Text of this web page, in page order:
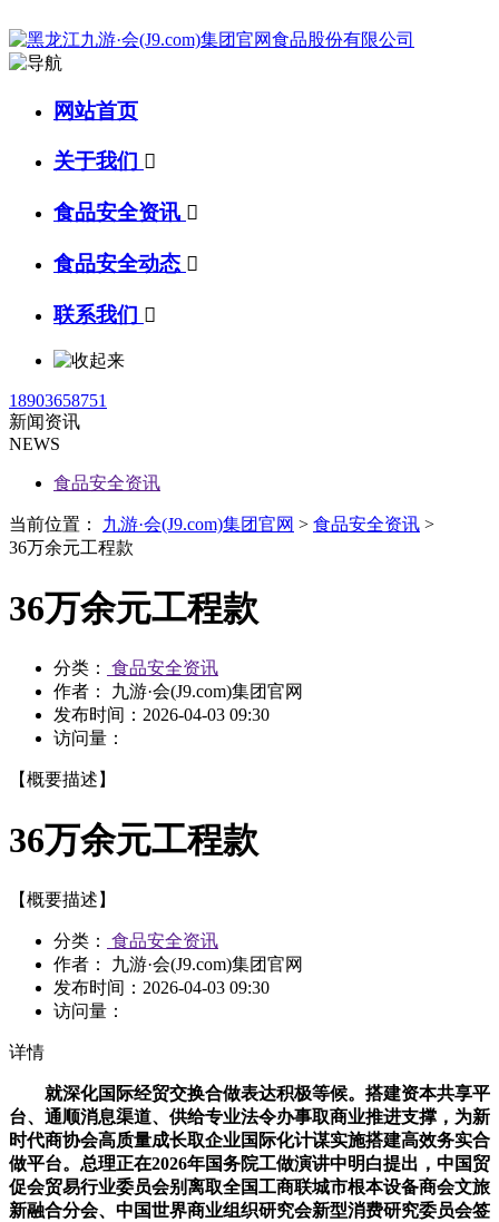
网站首页
关于我们 
食品安全资讯 
食品安全动态 
联系我们 
18903658751
新闻资讯
NEWS
食品安全资讯
当前位置： 九游·会(J9.com)集团官网 > 食品安全资讯 >
36万余元工程款
36万余元工程款
分类：
食品安全资讯
作者： 九游·会(J9.com)集团官网
发布时间： 2026-04-03 09:30
访问量：
【概要描述】
36万余元工程款
【概要描述】
分类：
食品安全资讯
作者： 九游·会(J9.com)集团官网
发布时间： 2026-04-03 09:30
访问量：
详情
就深化国际经贸交换合做表达积极等候。搭建资本共享平
台、通顺消息渠道、供给专业法令办事取商业推进支撑，为新
时代商协会高质量成长取企业国际化计谋实施搭建高效务实合
做平台。总理正在2026年国务院工做演讲中明白提出，中国贸
促会贸易行业委员会别离取全国工商联城市根本设备商会文旅
新融合分会、中国世界商业组织研究会新型消费研究委员会签